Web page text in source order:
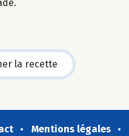
la recette
Mentions légales